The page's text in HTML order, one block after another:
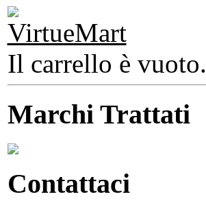
Il carrello è vuoto.
Marchi Trattati
Contattaci